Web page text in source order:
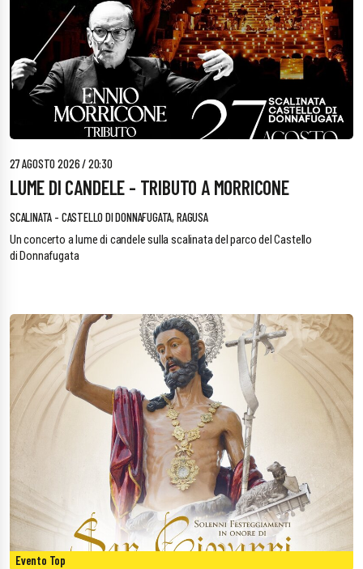
27 AGOSTO 2026 / 20:30
LUME DI CANDELE - TRIBUTO A MORRICONE
SCALINATA - CASTELLO DI DONNAFUGATA, RAGUSA
Un concerto a lume di candele sulla scalinata del parco del Castello
di Donnafugata
Evento Top